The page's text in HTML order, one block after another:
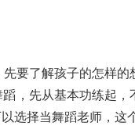
要了解孩子的怎样的
，先从基本功练起
选择当舞蹈老师，这